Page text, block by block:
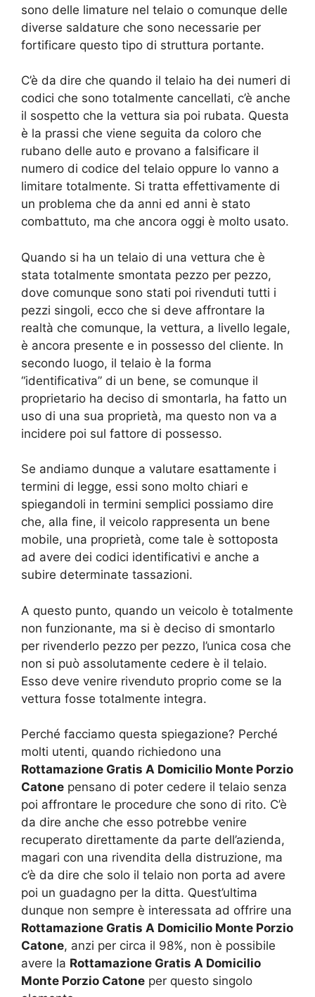
sono delle limature nel telaio o comunque delle
diverse saldature che sono necessarie per
fortificare questo tipo di struttura portante.
C’è da dire che quando il telaio ha dei numeri di
codici che sono totalmente cancellati, c’è anche
il sospetto che la vettura sia poi rubata. Questa
è la prassi che viene seguita da coloro che
rubano delle auto e provano a falsificare il
numero di codice del telaio oppure lo vanno a
limitare totalmente. Si tratta effettivamente di
un problema che da anni ed anni è stato
combattuto, ma che ancora oggi è molto usato.
Quando si ha un telaio di una vettura che è
stata totalmente smontata pezzo per pezzo,
dove comunque sono stati poi rivenduti tutti i
pezzi singoli, ecco che si deve affrontare la
realtà che comunque, la vettura, a livello legale,
è ancora presente e in possesso del cliente. In
secondo luogo, il telaio è la forma
“identificativa” di un bene, se comunque il
proprietario ha deciso di smontarla, ha fatto un
uso di una sua proprietà, ma questo non va a
incidere poi sul fattore di possesso.
Se andiamo dunque a valutare esattamente i
termini di legge, essi sono molto chiari e
spiegandoli in termini semplici possiamo dire
che, alla fine, il veicolo rappresenta un bene
mobile, una proprietà, come tale è sottoposta
ad avere dei codici identificativi e anche a
subire determinate tassazioni.
A questo punto, quando un veicolo è totalmente
non funzionante, ma si è deciso di smontarlo
per rivenderlo pezzo per pezzo, l’unica cosa che
non si può assolutamente cedere è il telaio.
Esso deve venire rivenduto proprio come se la
vettura fosse totalmente integra.
Perché facciamo questa spiegazione? Perché
molti utenti, quando richiedono una
Rottamazione Gratis A Domicilio Monte Porzio
Catone pensano di poter cedere il telaio senza
poi affrontare le procedure che sono di rito. C’è
da dire anche che esso potrebbe venire
recuperato direttamente da parte dell’azienda,
magari con una rivendita della distruzione, ma
c’è da dire che solo il telaio non porta ad avere
poi un guadagno per la ditta. Quest’ultima
dunque non sempre è interessata ad offrire una
Rottamazione Gratis A Domicilio Monte Porzio
Catone, anzi per circa il 98%, non è possibile
avere la Rottamazione Gratis A Domicilio
Monte Porzio Catone per questo singolo